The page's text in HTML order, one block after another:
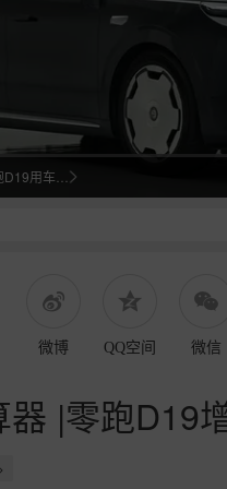
微博 QQ空间 微信
|零跑D19